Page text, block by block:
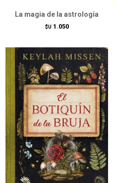
La magia de la astrología
$U 1.050